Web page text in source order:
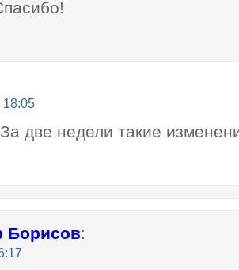
18:05
две недели такие
Борисов: